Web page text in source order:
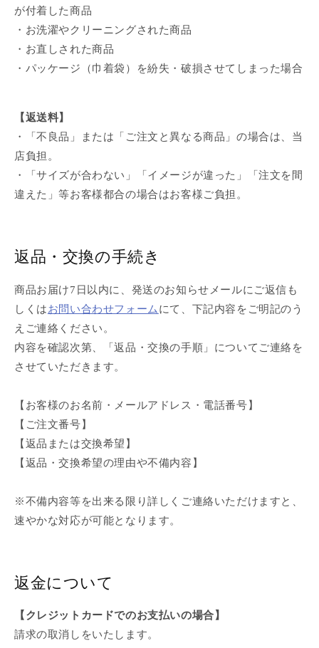
が付着した商品
・お洗濯やクリーニングされた商品
・お直しされた商品
・パッケージ（巾着袋）を紛失・破損させてしまった場合
【返送料】
・「不良品」または「ご注文と異なる商品」の場合は、当
店負担。
・「サイズが合わない」「イメージが違った」「注文を間
違えた」等お客様都合の場合はお客様ご負担。
返品・交換の手続き
商品お届け7日以内に、発送のお知らせメールにご返信も
しくはお問い合わせフォーム にて、下記内容をご明記のう
えご連絡ください。
内容を確認次第、「返品・交換の手順」についてご連絡を
させていただきます。
【お客様のお名前・メールアドレス・電話番号】
【ご注文番号】
【返品または交換希望】
【返品・交換希望の理由や不備内容】
※不備内容等を出来る限り詳しくご連絡いただけますと、
速やかな対応が可能となります。
返金について
【クレジットカードでのお支払いの場合】
請求の取消しをいたします。